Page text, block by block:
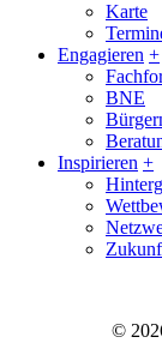
Karte
Engagieren +
BNE
Inspirieren +
©